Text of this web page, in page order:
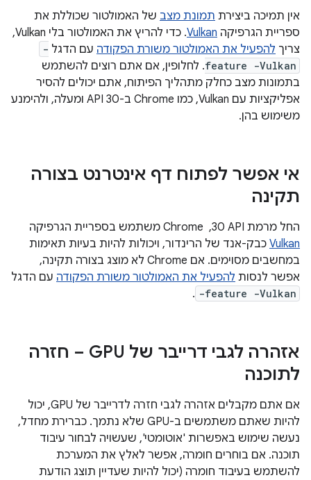
אין תמיכה ביצירת תמונת מצב של האמולטור שכוללת את
ספריית הגרפיקה Vulkan
. כדי להריץ את האמולטור בלי Vulkan,
צריך להפעיל את האמולטור משורת הפקודה עם הדגל -
feature -Vulkan. לחלופין, אם אתם רוצים להשתמש
בתמונות מצב כחלק מתהליך הפיתוח, אתם יכולים להסיר
אפליקציות עם Vulkan, כמו Chrome ב-API 30 ומעלה, ולהימנע
משימוש בהן.
אי אפשר לפתוח דף אינטרנט בצורה
תקינה
החל מרמת API‏ 30, ‏ Chrome משתמש בספריית הגרפיקה
Vulkan כבק-אנד של הרינדור, ויכולות להיות בעיות תאימות
במחשבים מסוימים. אם Chrome לא מוצג בצורה תקינה,
אפשר לנסות להפעיל את האמולטור משורת הפקודה עם הדגל
-feature -Vulkan
.
אזהרה לגבי דרייבר של GPU – חזרה
לתוכנה
אם אתם מקבלים אזהרה לגבי חזרה לדרייבר של GPU, יכול
להיות שאתם משתמשים ב-GPU שלא נתמך. כברירת מחדל,
נעשה שימוש באפשרות 'אוטומטי', שעשויה לבחור עיבוד
תוכנה. אם בוחרים חומרה, אפשר לאלץ את המערכת
להשתמש בעיבוד חומרה (יכול להיות שעדיין תוצג הודעת